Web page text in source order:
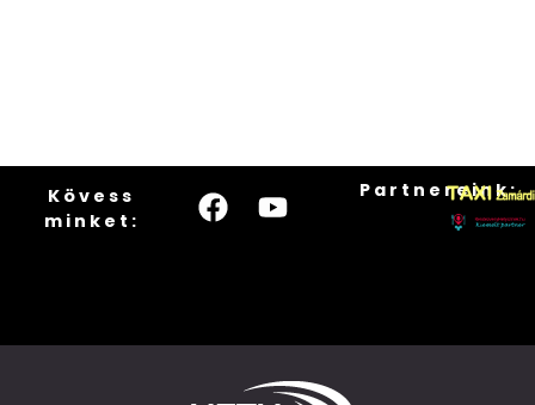
Kövess
minket:
Partnereink: